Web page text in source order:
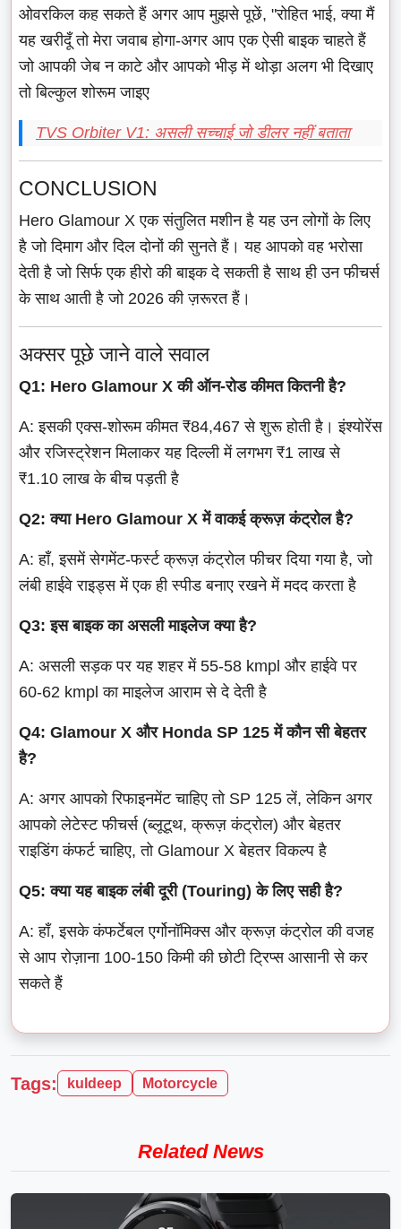
ओवरकिल कह सकते हैं अगर आप मुझसे पूछें, "रोहित भाई, क्या मैं
यह खरीदूँ तो मेरा जवाब होगा-अगर आप एक ऐसी बाइक चाहते हैं
जो आपकी जेब न काटे और आपको भीड़ में थोड़ा अलग भी दिखाए
तो बिल्कुल शोरूम जाइए
TVS Orbiter V1: असली सच्चाई जो डीलर नहीं बताता
CONCLUSION
Hero Glamour X एक संतुलित मशीन है यह उन लोगों के लिए
है जो दिमाग और दिल दोनों की सुनते हैं। यह आपको वह भरोसा
देती है जो सिर्फ एक हीरो की बाइक दे सकती है साथ ही उन फीचर्स
के साथ आती है जो 2026 की ज़रूरत हैं।
अक्सर पूछे जाने वाले सवाल
Q1: Hero Glamour X की ऑन-रोड कीमत कितनी है?
A: इसकी एक्स-शोरूम कीमत ₹84,467 से शुरू होती है। इंश्योरेंस
और रजिस्ट्रेशन मिलाकर यह दिल्ली में लगभग ₹1 लाख से
₹1.10 लाख के बीच पड़ती है
Q2: क्या Hero Glamour X में वाकई क्रूज़ कंट्रोल है?
A: हाँ, इसमें सेगमेंट-फर्स्ट क्रूज़ कंट्रोल फीचर दिया गया है, जो
लंबी हाईवे राइड्स में एक ही स्पीड बनाए रखने में मदद करता है
Q3: इस बाइक का असली माइलेज क्या है?
A: असली सड़क पर यह शहर में 55-58 kmpl और हाईवे पर
60-62 kmpl का माइलेज आराम से दे देती है
Q4: Glamour X और Honda SP 125 में कौन सी बेहतर
है?
A: अगर आपको रिफाइनमेंट चाहिए तो SP 125 लें, लेकिन अगर
आपको लेटेस्ट फीचर्स (ब्लूटूथ, क्रूज़ कंट्रोल) और बेहतर
राइडिंग कंफर्ट चाहिए, तो Glamour X बेहतर विकल्प है
Q5: क्या यह बाइक लंबी दूरी (Touring) के लिए सही है?
A: हाँ, इसके कंफर्टेबल एर्गोनॉमिक्स और क्रूज़ कंट्रोल की वजह
से आप रोज़ाना 100-150 किमी की छोटी ट्रिप्स आसानी से कर
सकते हैं
Tags: kuldeep Motorcycle
Related News